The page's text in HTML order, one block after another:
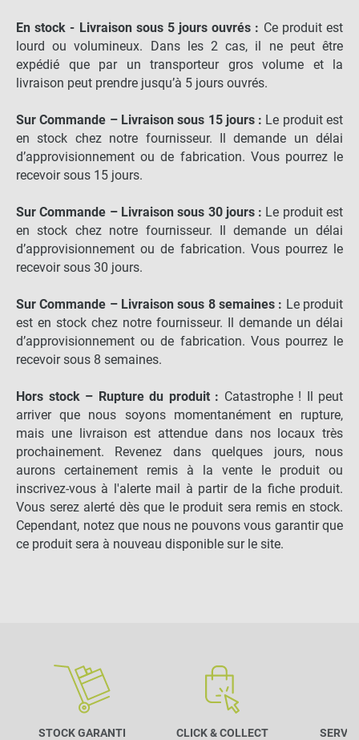
En stock - Livraison sous 5 jours ouvrés : Ce produit est
lourd ou volumineux. Dans les 2 cas, il ne peut être
expédié que par un transporteur gros volume et la
livraison peut prendre jusqu’à 5 jours ouvrés.
Sur Commande – Livraison sous 15 jours : Le produit est
en stock chez notre fournisseur. Il demande un délai
d’approvisionnement ou de fabrication. Vous pourrez le
recevoir sous 15 jours.
Sur Commande – Livraison sous 30 jours : Le produit est
en stock chez notre fournisseur. Il demande un délai
d’approvisionnement ou de fabrication. Vous pourrez le
recevoir sous 30 jours.
Sur Commande – Livraison sous 8 semaines : Le produit
est en stock chez notre fournisseur. Il demande un délai
d’approvisionnement ou de fabrication. Vous pourrez le
recevoir sous 8 semaines.
Hors stock – Rupture du produit : Catastrophe ! Il peut
arriver que nous soyons momentanément en rupture,
mais une livraison est attendue dans nos locaux très
prochainement. Revenez dans quelques jours, nous
aurons certainement remis à la vente le produit ou
inscrivez-vous à l'alerte mail à partir de la fiche produit.
Vous serez alerté dès que le produit sera remis en stock.
Cependant, notez que nous ne pouvons vous garantir que
ce produit sera à nouveau disponible sur le site.
STOCK GARANTI CLICK & COLLECT